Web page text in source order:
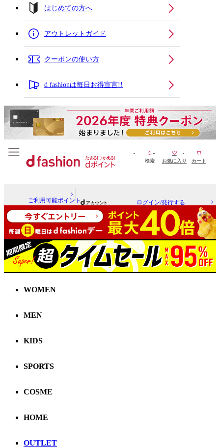
はじめての方へ
アウトレットガイド
クーポンの使い方
d fashionは毎日お得宣言!!
検索 お気に入り カート
ご利用可能ポイント ログイン/発行する
WOMEN
MEN
KIDS
SPORTS
COSME
HOME
OUTLET